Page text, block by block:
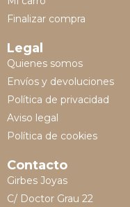
Finalizar compra
Legal
Quienes somos
Envíos y devoluciones
Política de privacidad
Aviso legal
Política de cookies
Contacto
Girbes Joyas
C/ Doctor Grau 22